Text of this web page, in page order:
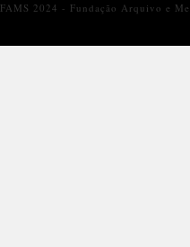
FAMS 2024 - Fundação Arquivo e